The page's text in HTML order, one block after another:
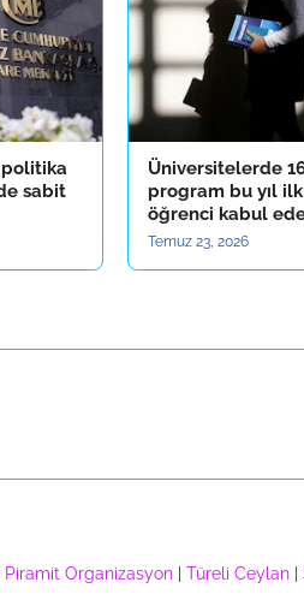
politika
sabit
Üniversitelerde
program bu yıl
öğrenci kabul
Temuz 23, 2026
Piramit Organizasyon Türeli Ceylan